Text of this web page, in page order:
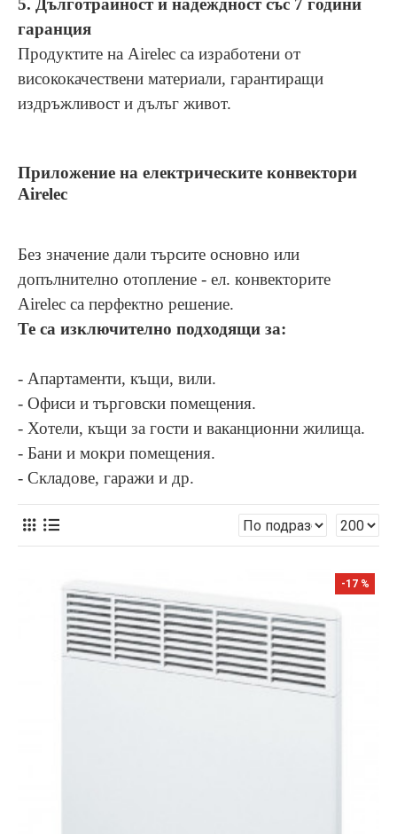
5. Дълготрайност и надеждност със 7 години
гаранция
Продуктите на Airelec са изработени от
висококачествени материали, гарантиращи
издръжливост и дълъг живот.
Приложение на електрическите конвектори
Airelec
Без значение дали търсите основно или
допълнително отопление - ел. конвекторите
Airelec са перфектно решение.
Те са изключително подходящи за:
- Апартаменти, къщи, вили.
- Офиси и търговски помещения.
- Хотели, къщи за гости и ваканционни жилища.
- Бани и мокри помещения.
- Складове, гаражи и др.
-17 %